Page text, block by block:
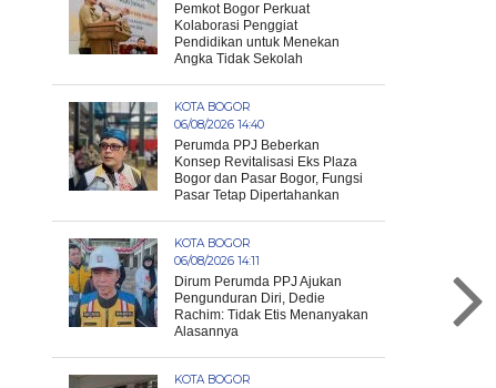
Pemkot Bogor Perkuat
Kolaborasi Penggiat
Pendidikan untuk Menekan
Angka Tidak Sekolah
KOTA BOGOR
06/08/2026 14:40
Perumda PPJ Beberkan
Konsep Revitalisasi Eks Plaza
Bogor dan Pasar Bogor, Fungsi
Pasar Tetap Dipertahankan
KOTA BOGOR
06/08/2026 14:11
Dirum Perumda PPJ Ajukan
Pengunduran Diri, Dedie
Rachim: Tidak Etis Menanyakan
Alasannya
KOTA BOGOR